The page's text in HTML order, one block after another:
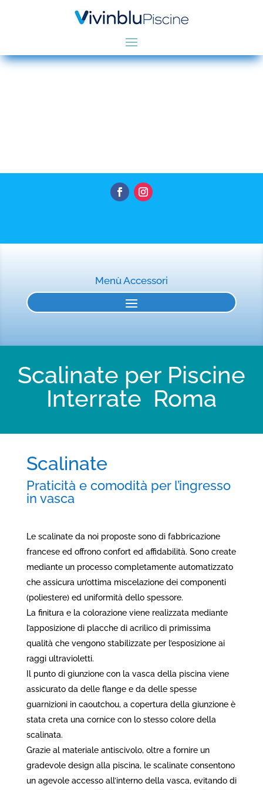
Menù Accessori
Scalinate per Piscine
Interrate Roma
Scalinate
Praticità e comodità per l’ingresso
in vasca
Le scalinate da noi proposte sono di fabbricazione
francese ed offrono confort ed affidabilità. Sono create
mediante un processo completamente automatizzato
che assicura un’ottima miscelazione dei componenti
(poliestere) ed uniformità dello spessore.
La finitura e la colorazione viene realizzata mediante
l’apposizione di placche di acrilico di primissima
qualità che vengono stabilizzate per l’esposizione ai
raggi ultravioletti.
Il punto di giunzione con la vasca della piscina viene
assicurato da delle flange e da delle spesse
guarnizioni in caoutchou, a copertura della giunzione è
stata creta una cornice con lo stesso colore della
scalinata.
Grazie al materiale antiscivolo, oltre a fornire un
gradevole design alla piscina, le scalinate consentono
un agevole accesso all’interno della vasca, evitando di